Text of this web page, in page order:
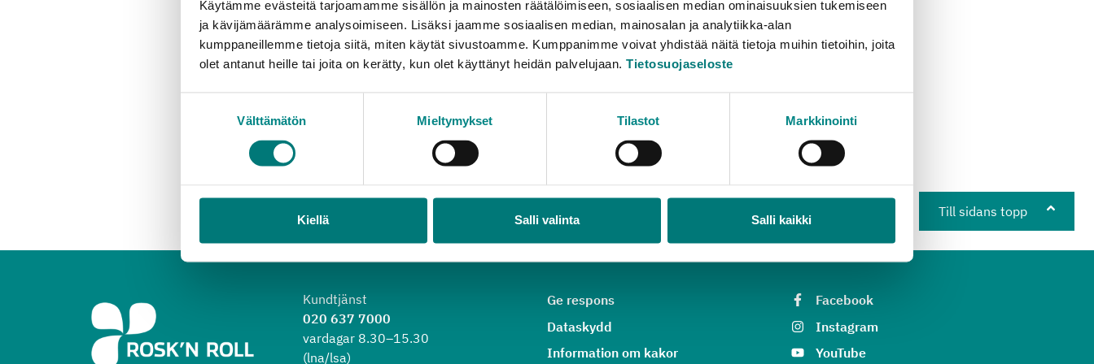
Käytämme evästeitä tarjoamamme sisällön ja mainosten räätälöimiseen, sosiaalisen median ominaisuuksien tukemiseen
ja kävijämäärämme analysoimiseen. Lisäksi jaamme sosiaalisen median, mainosalan ja analytiikka-alan
kumppaneillemme tietoja siitä, miten käytät sivustoamme. Kumppanimme voivat yhdistää näitä tietoja muihin tietoihin, joita
olet antanut heille tai joita on kerätty, kun olet käyttänyt heidän palvelujaan. Tietosuojaseloste
Välttämätön Mieltymykset Tilastot Markkinointi
Kiellä Salli valinta Salli kaikki
Till sidans topp
Kundtjänst
020 637 7000
vardagar 8.30–15.30
(lna/lsa)
Ge respons
Dataskydd
Information om kakor
Facebook
Instagram
YouTube